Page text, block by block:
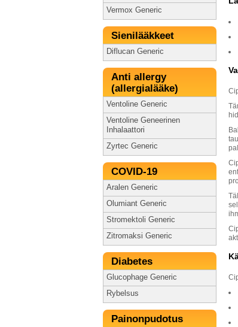
Vermox Generic
Sienilääkkeet
Diflucan Generic
Anti allergy
(allergialääke)
Ventoline Generic
Ventoline Geneerinen
Inhalaattori
Zyrtec Generic
COVID-19
Aralen Generic
Olumiant Generic
Stromektoli Generic
Zitromaksi Generic
Diabetes
Glucophage Generic
Rybelsus
Painonpudotus